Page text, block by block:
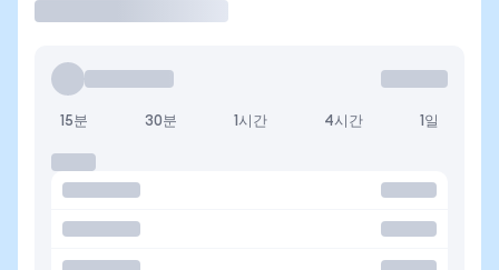
15분 30분 1시간 4시간 1일